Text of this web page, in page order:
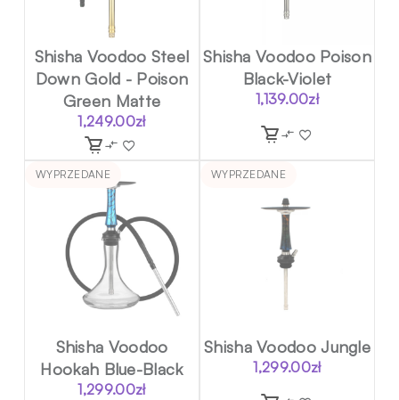
Shisha Voodoo Steel
Down Gold - Poison
Green Matte
1,249.00zł
Shisha Voodoo Poison
Black-Violet
1,139.00zł
WYPRZEDANE
Shisha Voodoo
Hookah Blue-Black
1,299.00zł
WYPRZEDANE
Shisha Voodoo Jungle
1,299.00zł